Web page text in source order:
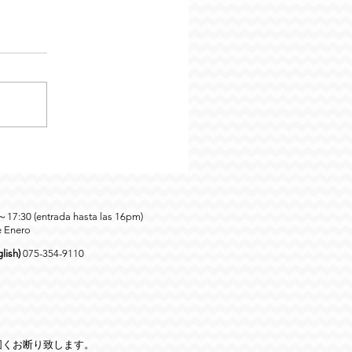
17:30 (entrada hasta las 16pm)
Enero
075-354-9110
お断り致します。